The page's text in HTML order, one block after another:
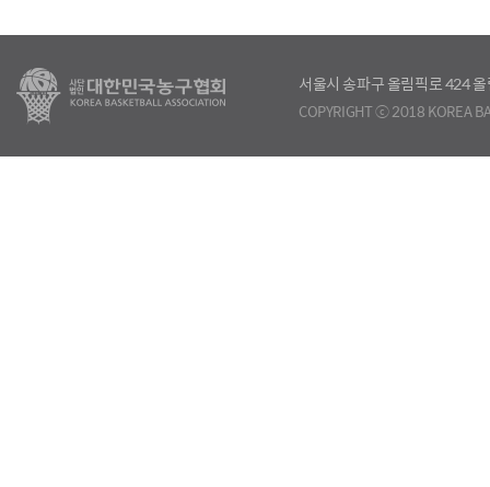
서울시 송파구 올림픽로 424
COPYRIGHT ⓒ 2018 KOREA